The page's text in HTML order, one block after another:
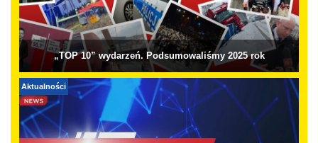
„TOP 10” wydarzeń. Podsumowaliśmy 2025 rok
Aktualności